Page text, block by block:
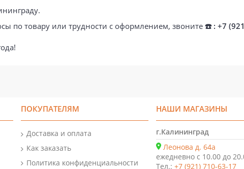
по товару или трудности с оформлением, звоните☎️ : +7
ПОКУПАТЕЛЯМ
Доставка и оплата
Как заказать
Политика конфиденциальности
НАШИ МАГАЗИНЫ
г.Калининград
Леонова д. 64а
ежедневно с 10.00 до
Тел.: +7 (921) 710-63-17